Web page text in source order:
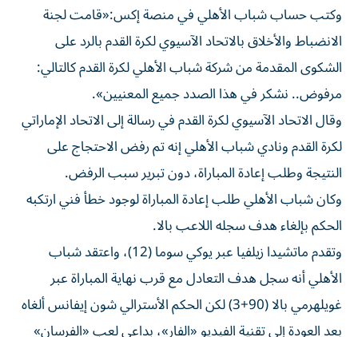
وكتب حساب شباب الأهلي في منصة إكس:«قامت لجنة
الانضباط والأخلاق بالاتحاد الآسيوي لكرة القدم بالرد على
الشكوى المقدمة من شركة شباب الأهلي لكرة القدم كالتالي:
مرفوض.. نشكر في هذا الصدد جميع المعنيين».
وقال الاتحاد الآسيوي لكرة القدم في رسالة إلى الاتحاد الإماراتي
لكرة القدم ونادي شباب الأهلي إنه تم رفض الاحتجاج على
النتيجة وطلب إعادة المباراة، دون تبرير سبب الرفض.
وكان شباب الأهلي طلب إعادة المباراة لوجود خطأ فني ارتكبه
الحكم بإلغاء هدف سجله اللاعب بالا.
وتقدم ماتشيدا زيلفيا عبر يوكي سوما (12)، واعتقد شباب
الأهلي أنه سجل هدف التعادل مع قرب نهاية المباراة عبر
غويلهرمي بالا (90+3) لكن الحكم الأسترالي شون إيفانس ألغاه